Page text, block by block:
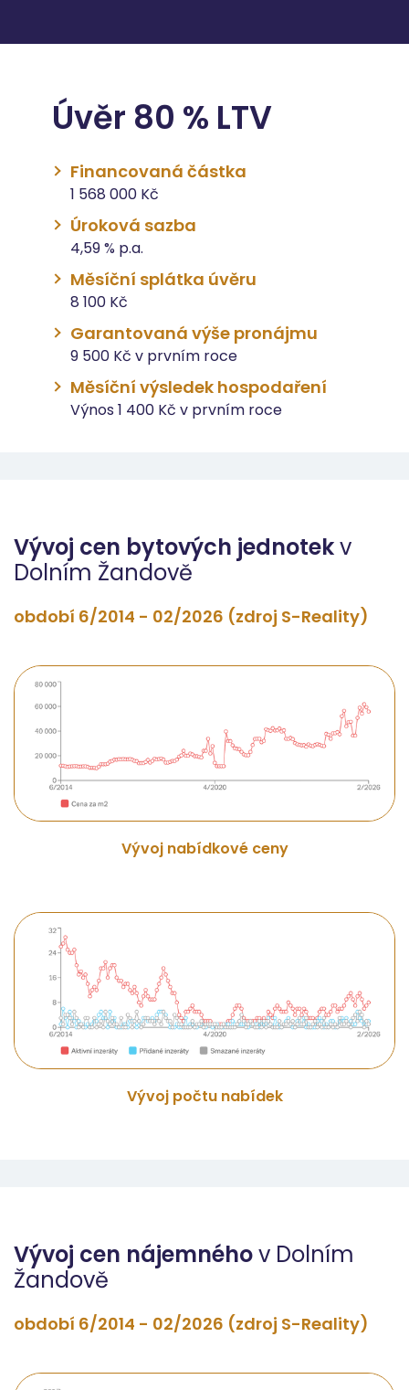
Úvěr 80 % LTV
Financovaná částka
1 568 000 Kč
Úroková sazba
4,59 % p.a.
Měsíční splátka úvěru
8 100 Kč
Garantovaná výše pronájmu
9 500 Kč v prvním roce
Měsíční výsledek hospodaření
Výnos 1 400 Kč v prvním roce
Vývoj cen bytových jednotekv
Dolním Žandově
období 6/2014 - 02/2026 (zdroj S-Reality)
Vývoj nabídkové ceny
Vývoj počtu nabídek
Vývoj cen nájemnéhov Dolním
Žandově
období 6/2014 - 02/2026 (zdroj S-Reality)